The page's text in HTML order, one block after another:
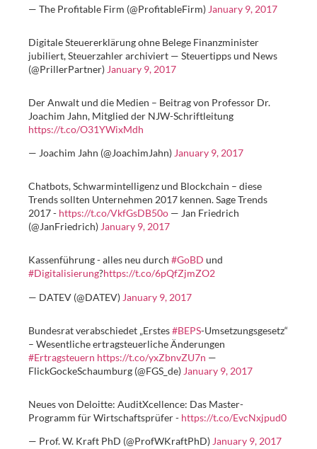
— The Profitable Firm (@ProfitableFirm) January 9, 2017
Digitale Steuererklärung ohne Belege Finanzminister
jubiliert, Steuerzahler archiviert — Steuertipps und News
(@PrillerPartner) January 9, 2017
Der Anwalt und die Medien – Beitrag von Professor Dr.
Joachim Jahn, Mitglied der NJW-Schriftleitung
https://t.co/O31YWixMdh
— Joachim Jahn (@JoachimJahn)January 9, 2017
Chatbots, Schwarmintelligenz und Blockchain – diese
Trends sollten Unternehmen 2017 kennen. Sage Trends
2017 - https://t.co/VkfGsDB50o — Jan Friedrich
(@JanFriedrich)January 9, 2017
Kassenführung - alles neu durch #GoBD und
#Digitalisierung?https://t.co/6pQfZjmZO2
— DATEV (@DATEV) January 9, 2017
Bundesrat verabschiedet „Erstes#BEPS-Umsetzungs­gesetz“
– Wesentliche ertrag­steuerliche Änderungen
#Ertragsteuern https://t.co/yxZbnvZU7n —
FlickGockeSchaumburg (@FGS_de) January 9, 2017
Neues von Deloitte: AuditXcellence: Das Master-
Programm für Wirtschaftsprüfer - https://t.co/EvcNxjpud0
— Prof. W. Kraft PhD (@ProfWKraftPhD) January 9, 2017